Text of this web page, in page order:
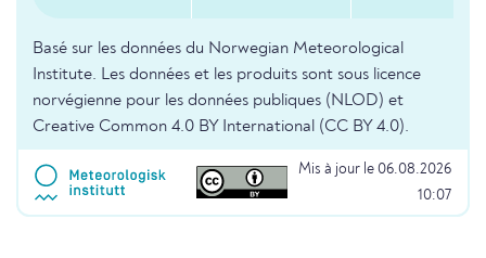
Basé sur les données du Norwegian Meteorological
Institute. Les données et les produits sont sous licence
norvégienne pour les données publiques (NLOD) et
Creative Common 4.0 BY International (CC BY 4.0).
Mis à jour le 06.08.2026
10:07